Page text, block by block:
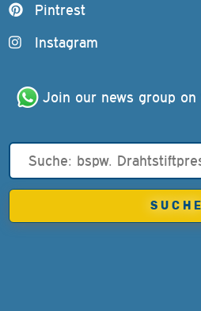
Pintrest
Instagram
Join our news group on